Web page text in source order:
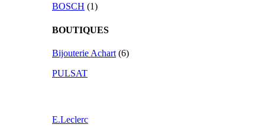
BOSCH (1)
BOUTIQUES
Bijouterie Achart (6)
PULSAT
E.Leclerc